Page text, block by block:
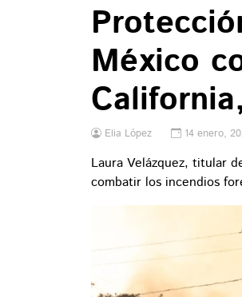
México
Elia López 14 enero,
Laura Velázquez, titular
combatir los incendios